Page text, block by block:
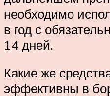
необходимо
в год с
14 дней.
Какие же
эффективны в